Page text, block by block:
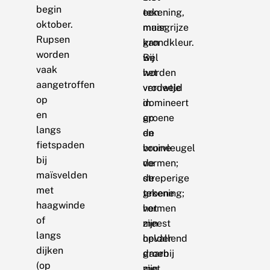
begin
oktober.
Rupsen
worden
vaak
aangetroffen
op
en
langs
fietspaden
bij
maïsvelden
met
haagwinde
of
langs
dijken
(op
een
muisgrijze
grondkleur.
Bij
het
vrouwtje
domineert
op
de
voorvleugel
de
streperige
tekening;
het
meest
opvallend
daarbij
tekening,
maar
kan
wel
worden
verdeeld
in
groene
en
bruine
vormen;
de
groene
vormen
zijn
helder
groen